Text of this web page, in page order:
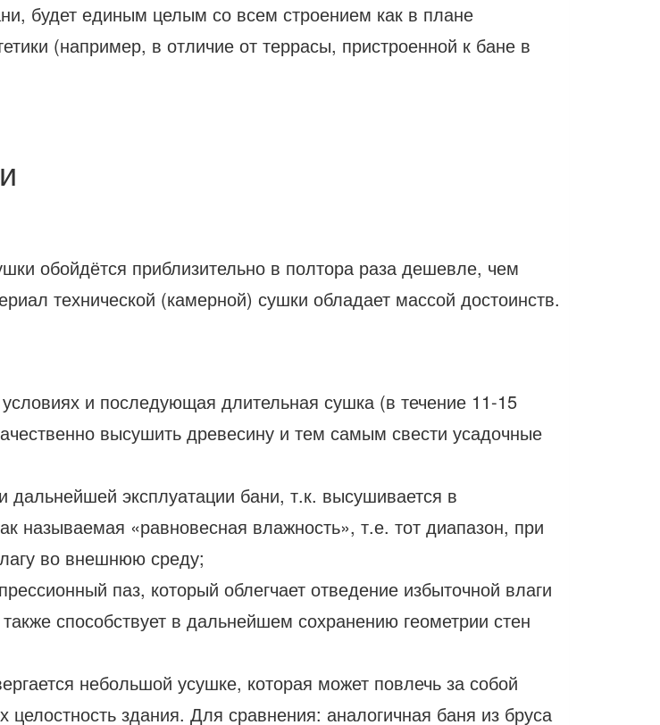
будет единым целым со всем строением как в плане
(например, в отличие от террасы, пристроенной к бане в
обойдётся приблизительно в полтора раза дешевле, чем
технической (камерной) сушки обладает массой достоинств.
и последующая длительная сушка (в течение 11-15
высушить древесину и тем самым свести усадочные
эксплуатации бани, т.к. высушивается в
называемая «равновесная влажность», т.е. тот диапазон, при
во внешнюю среду;
паз, который облегчает отведение избыточной влаги
способствует в дальнейшем сохранению геометрии стен
небольшой усушке, которая может повлечь за собой
здания. Для сравнения: аналогичная баня из бруса